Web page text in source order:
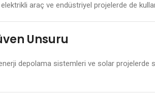
araç ve endüstriyel projelerde de
Unsuru
depolama sistemleri ve solar projelerde